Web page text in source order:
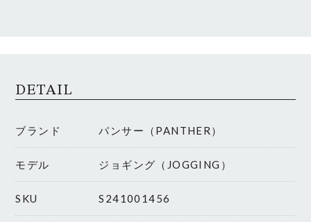
DETAIL
ブランド パンサー（PANTHER）
モデル ジョギング（JOGGING）
SKU S241001456